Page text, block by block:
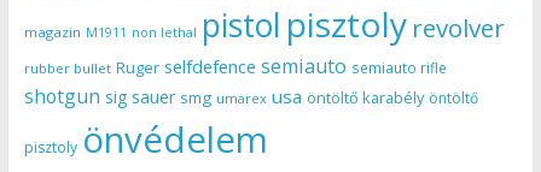
magazin M1911 non lethal pistol pisztoly revolver
rubber bullet Ruger selfdefence semiauto semiauto rifle
shotgun sig sauer smg umarex usa öntöltő karabély öntöltő
pisztoly önvédelem